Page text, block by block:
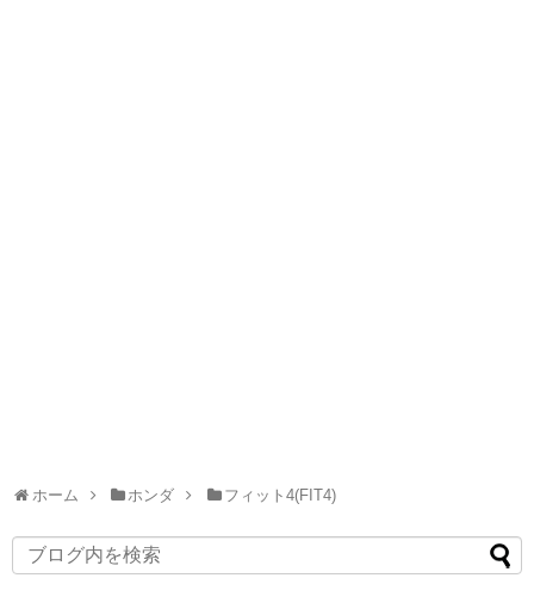
ホーム ホンダ フィット4(FIT4)